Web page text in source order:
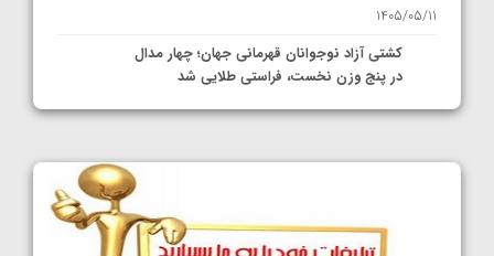
1405/05/11
کشتی آزاد نوجوانان قهرمانی جهان؛ چهار مدال
در پنج وزن نخست، فراستی طلایی شد
1405/05/11
کشتی آزاد نوجوانان جهان؛ رقبای نمایندگان